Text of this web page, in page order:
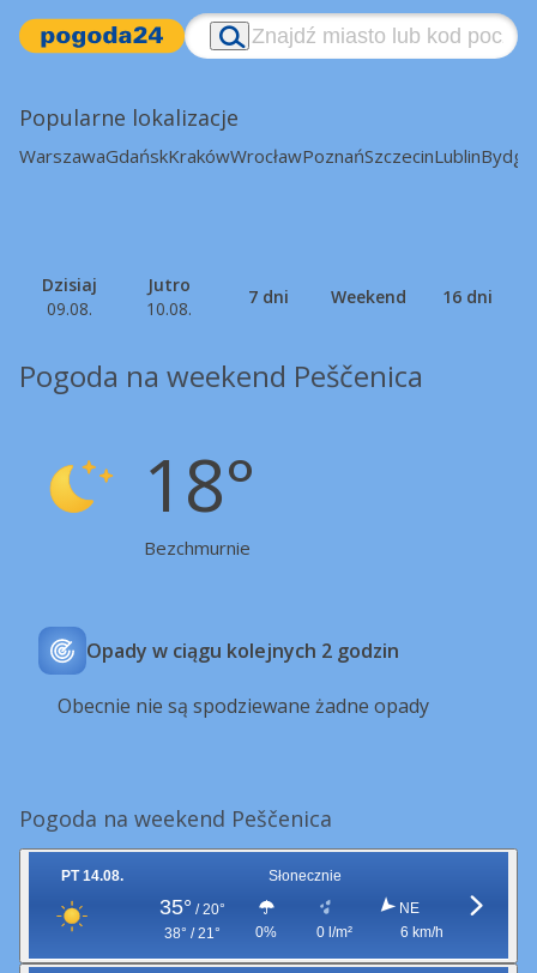
Popularne lokalizacje
WarszawaGdańskKrakówWrocławPoznańSzczecinLublin
Dzisiaj
09.08.
Jutro
10.08.
7 dni Weekend 16 dni
Pogoda na weekend Peščenica
18°
Bezchmurnie
Opady w ciągu kolejnych 2 godzin
Obecnie nie są spodziewane żadne opady
Pogoda na weekend Peščenica
PT 14.08. Słonecznie
35° / 20°
38° / 21°
0% 0 l/m²
NE
6 km/h